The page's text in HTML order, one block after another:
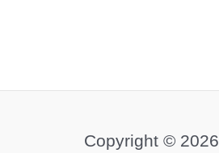
Copyright © 2026